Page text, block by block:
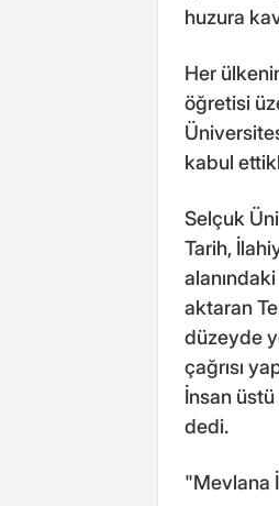
huzura
Her
öğretisi
kabul
Selçuk
Tarih,
aktaran
düzeyde
çağrısı
İnsan
dedi.
"Mevlana